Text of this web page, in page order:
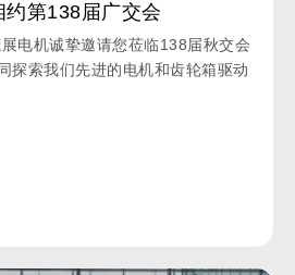
第138届广交会
电机诚挚邀请您莅临138届秋交会
探索我们先进的电机和齿轮箱驱动